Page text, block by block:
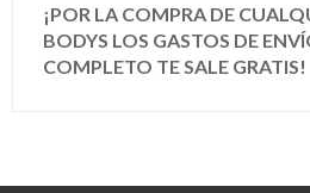
¡POR LA COMPRA DE
BODYS LOS GASTOS DE
COMPLETO TE SALE GRATIS!